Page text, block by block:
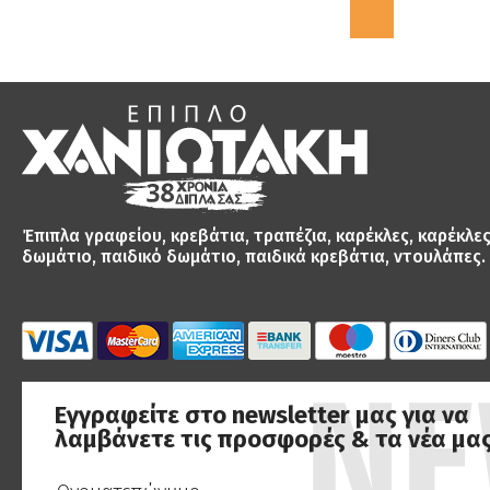
Έπιπλα γραφείου, κρεβάτια, τραπέζια, καρέκλες,
δωμάτιο, παιδικό δωμάτιο, παιδικά κρεβάτια, ντουλάπες.
Εγγραφείτε στο newsletter μας για να
λαμβάνετε τις προσφορές & τα νέα